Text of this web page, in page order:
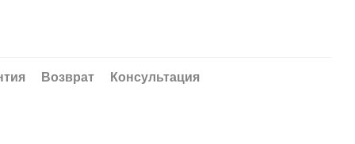
Возврат Консультация